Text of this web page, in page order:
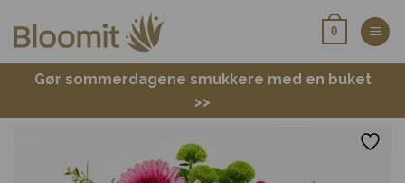
0
Gør sommerdagene smukkere med en buket
>>